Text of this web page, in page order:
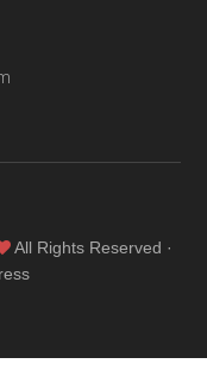
All Rights Reserved ·